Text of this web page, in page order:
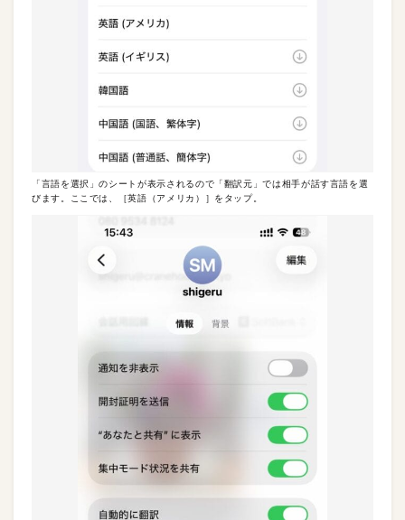
「言語を選択」のシートが表示されるので「翻訳元」では相手が話す言語を選
びます。ここでは、［英語（アメリカ）］をタップ。